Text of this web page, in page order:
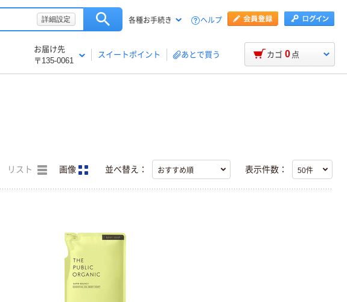
詳細設定 各種お手続き ヘルプ
お届け先
〒135-0061
スイートポイント あとで買う カゴ 0 点
リスト 画像 並べ替え： 表示件数：